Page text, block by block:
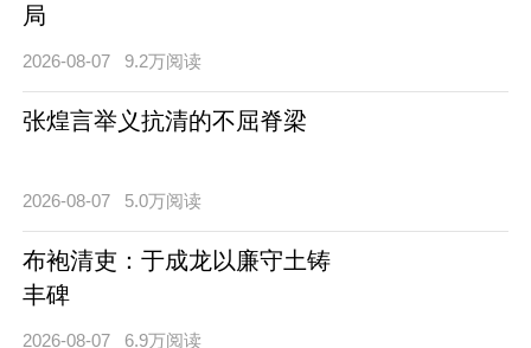
局
2026-08-07 9.2万阅读
张煌言举义抗清的不屈脊梁
2026-08-07 5.0万阅读
布袍清吏：于成龙以廉守土铸
丰碑
2026-08-07 6.9万阅读